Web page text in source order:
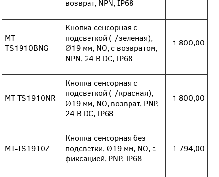
возврат, NPN, IP68
MT-
TS1910BNG
Кнопка сенсорная с
подсветкой (-/зеленая),
Ø19 мм, NO, с возвратом,
NPN, 24 В DC, IP68
1 800,00
MT-TS1910NR
Кнопка сенсорная с
подсветкой (-/красная),
Ø19 мм, NO, возврат, PNP,
24 В DC, IP68
1 800,00
MT-TS1910Z
Кнопка сенсорная без
подсветки, Ø19 мм, NO, с
фиксацией, PNP, IP68
1 794,00